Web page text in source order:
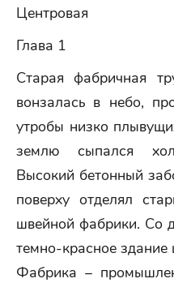
Центровая
Глава 1
Старая фабричная
вонзалась в небо,
утробы низко
землю сыпался
Высокий бетонный
поверху отделял
швейной фабрики. Со
темно-красное
Фабрика –